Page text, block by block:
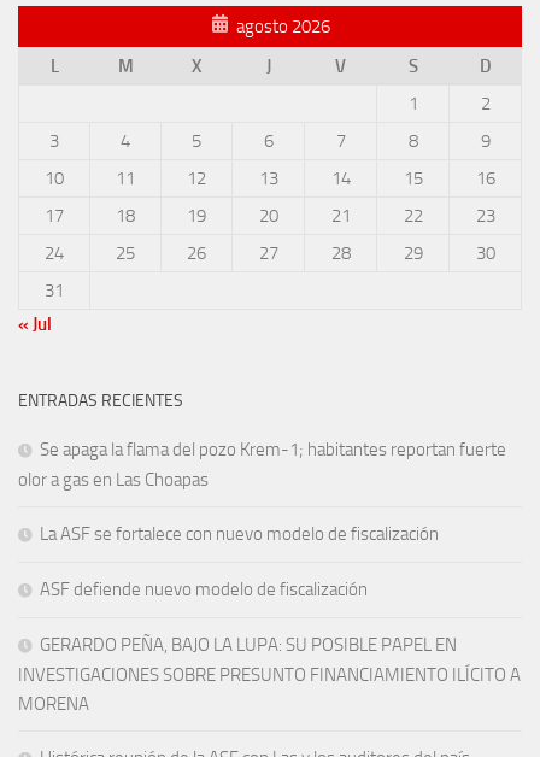
agosto 2026
L
M X J V S
D
1
2
3
4 5 6 7 8
9
10
11 12 13 14 15
16
17
18 19 20 21 22
23
24
25 26 27 28 29
30
31
« Jul
ENTRADAS RECIENTES
Se apaga la flama del pozo Krem-1; habitantes reportan fuerte
olor a gas en Las Choapas
La ASF se fortalece con nuevo modelo de fiscalización
ASF defiende nuevo modelo de fiscalización
GERARDO PEÑA, BAJO LA LUPA: SU POSIBLE PAPEL EN
INVESTIGACIONES SOBRE PRESUNTO FINANCIAMIENTO ILÍCITO A
MORENA